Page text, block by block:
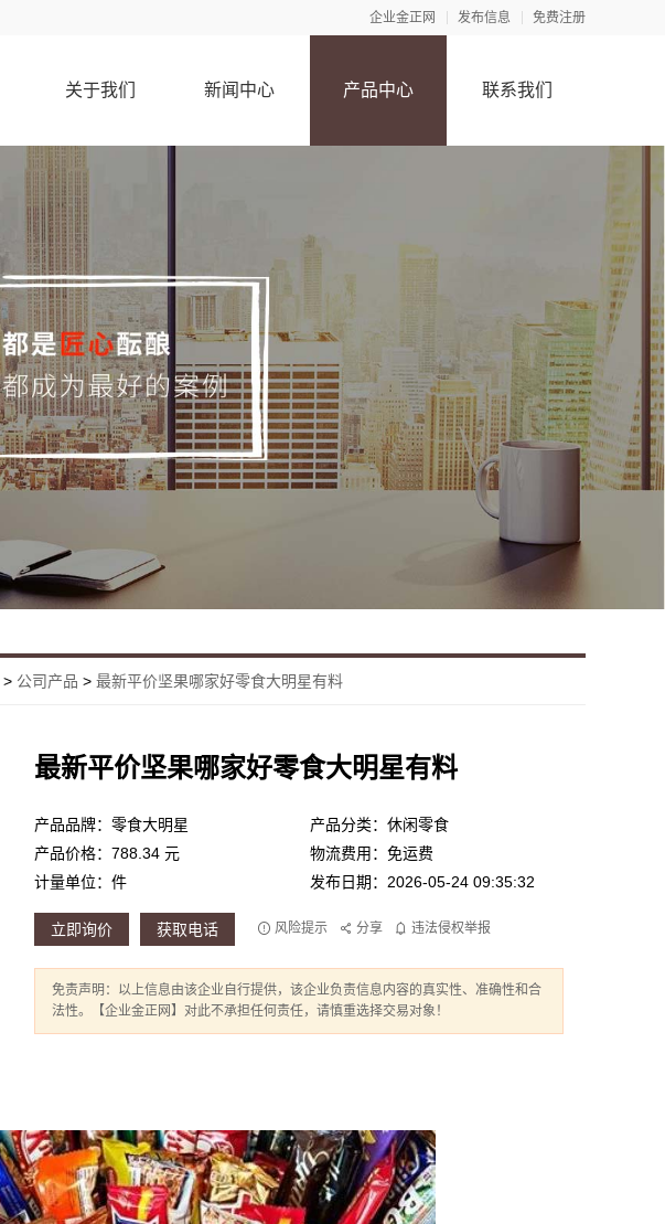
企业金正网 发布信息 免费注册
关于我们 新闻中心 产品中心 联系我们
> 公司产品 > 最新平价坚果哪家好零食大明星有料
最新平价坚果哪家好零食大明星有料
产品品牌：零食大明星
产品分类：休闲零食
产品价格：788.34 元
物流费用：免运费
计量单位：件
发布日期：2026-05-24 09:35:32
立即询价 获取电话 风险提示 分享 违法侵权举报
免责声明：以上信息由该企业自行提供，该企业负责信息内容的真实性、准确性和合
法性。【企业金正网】对此不承担任何责任，请慎重选择交易对象！